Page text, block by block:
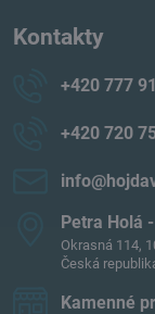
Kontakty
+420 777
+420 720
Petra Holá
Okrasná 114,
Česká
Kamenné